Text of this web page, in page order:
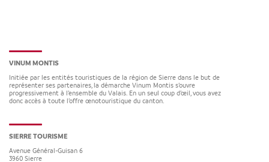
VINUM MONTIS
Initiée par les entités touristiques de la région de Sierre dans le but de
représenter ses partenaires, la démarche Vinum Montis s’ouvre
progressivement à l’ensemble du Valais. En un seul coup d’œil, vous avez
donc accès à toute l’offre œnotouristique du canton.
SIERRE TOURISME
Avenue Général-Guisan 6
3960 Sierre